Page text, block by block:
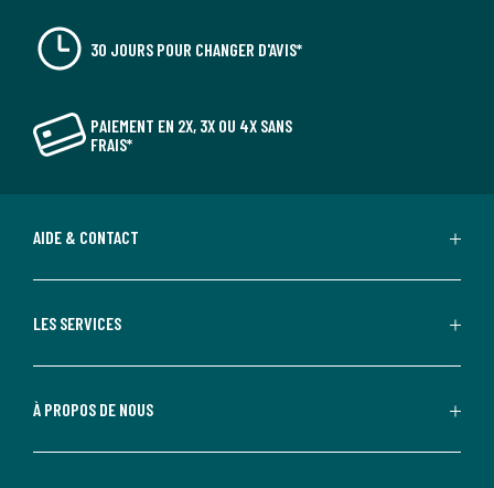
30 JOURS POUR CHANGER D'AVIS*
PAIEMENT EN 2X, 3X OU 4X SANS
FRAIS*
AIDE & CONTACT
LES SERVICES
À PROPOS DE NOUS